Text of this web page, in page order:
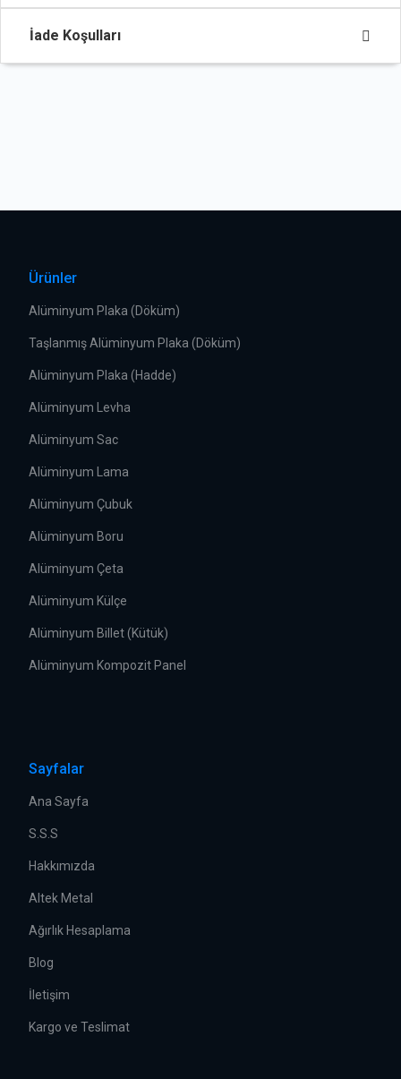
İade Koşulları
Ürünler
Alüminyum Plaka (Döküm)
Taşlanmış Alüminyum Plaka (Döküm)
Alüminyum Plaka (Hadde)
Alüminyum Levha
Alüminyum Sac
Alüminyum Lama
Alüminyum Çubuk
Alüminyum Boru
Alüminyum Çeta
Alüminyum Külçe
Alüminyum Billet (Kütük)
Alüminyum Kompozit Panel
Sayfalar
Ana Sayfa
S.S.S
Hakkımızda
Altek Metal
Ağırlık Hesaplama
Blog
İletişim
Kargo ve Teslimat